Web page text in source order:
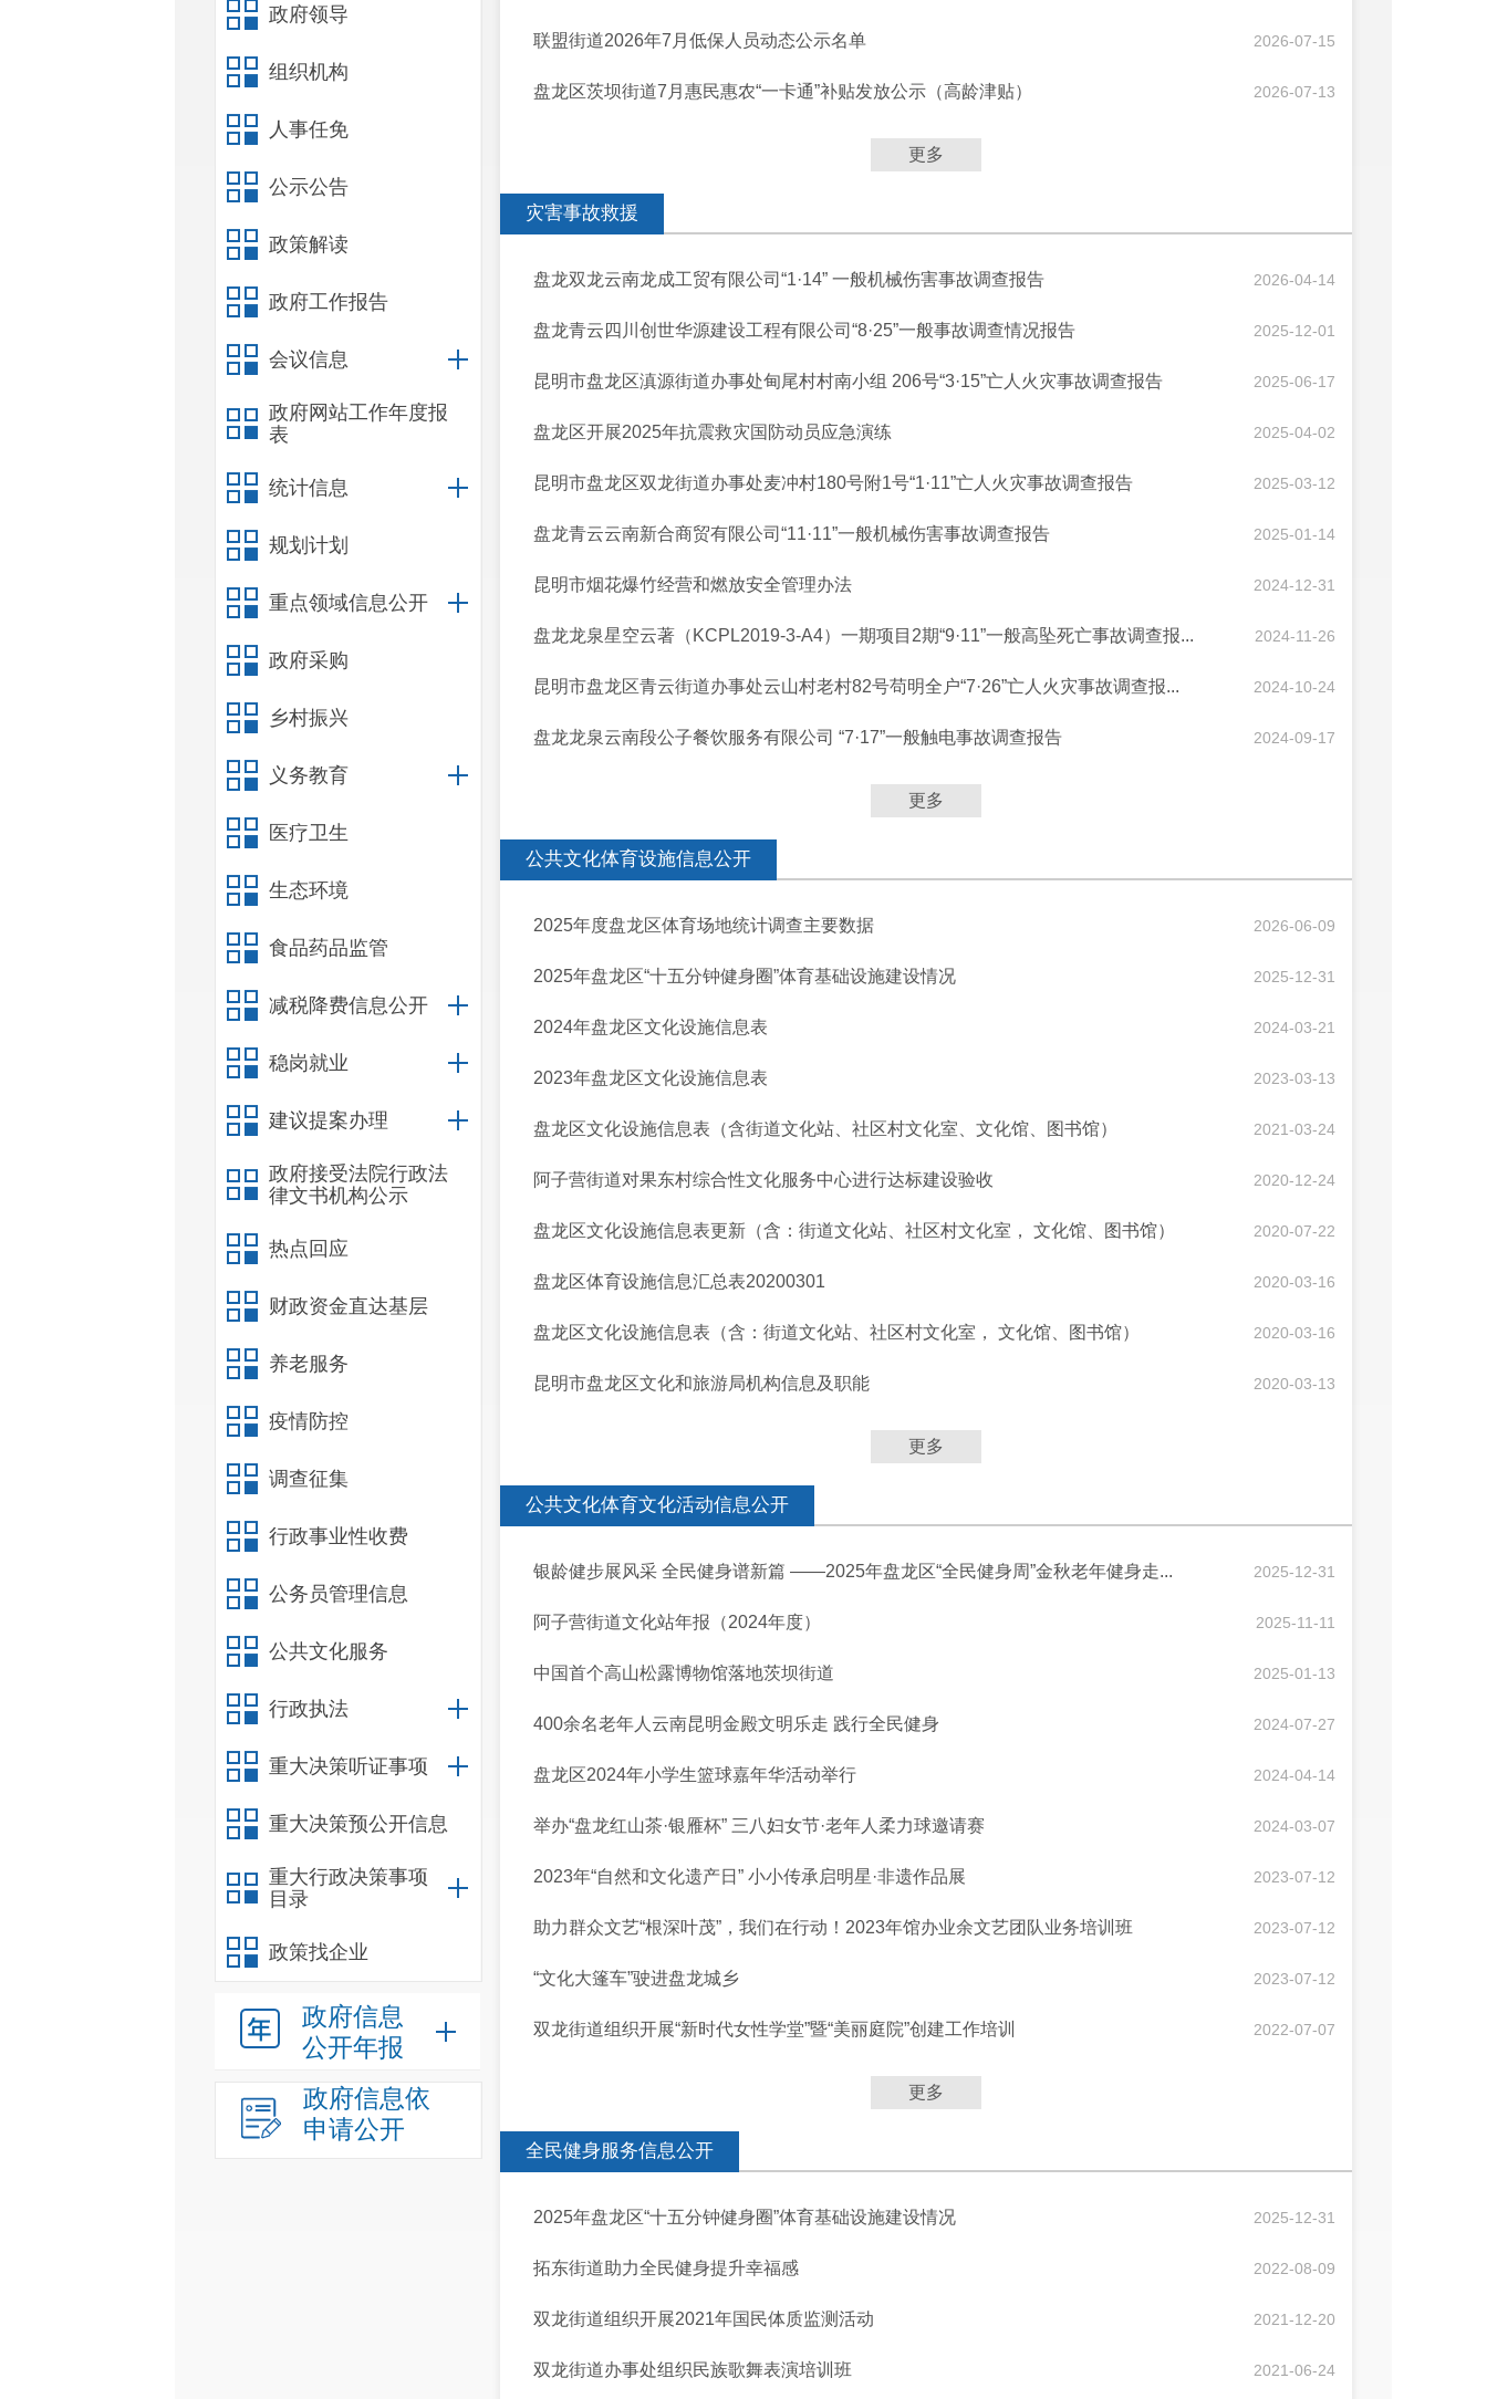
政府领导
组织机构
人事任免
公示公告
政策解读
政府工作报告
会议信息
政府网站工作年度报
表
统计信息
规划计划
重点领域信息公开
政府采购
乡村振兴
义务教育
医疗卫生
生态环境
食品药品监管
减税降费信息公开
稳岗就业
建议提案办理
政府接受法院行政法
律文书机构公示
热点回应
财政资金直达基层
养老服务
疫情防控
调查征集
行政事业性收费
公务员管理信息
公共文化服务
行政执法
重大决策听证事项
重大决策预公开信息
重大行政决策事项
目录
政策找企业
政府信息
公开年报
政府信息依
申请公开
联盟街道2026年7月低保人员动态公示名单 2026-07-15
盘龙区茨坝街道7月惠民惠农“一卡通”补贴发放公示（高龄津贴） 2026-07-13
更多
灾害事故救援
盘龙双龙云南龙成工贸有限公司“1·14” 一般机械伤害事故调查报告 2026-04-14
盘龙青云四川创世华源建设工程有限公司“8·25”一般事故调查情况报告 2025-12-01
昆明市盘龙区滇源街道办事处甸尾村村南小组 206号“3·15”亡人火灾事故调查报告 2025-06-17
盘龙区开展2025年抗震救灾国防动员应急演练 2025-04-02
昆明市盘龙区双龙街道办事处麦冲村180号附1号“1·11”亡人火灾事故调查报告 2025-03-12
盘龙青云云南新合商贸有限公司“11·11”一般机械伤害事故调查报告 2025-01-14
昆明市烟花爆竹经营和燃放安全管理办法 2024-12-31
盘龙龙泉星空云著（KCPL2019-3-A4）一期项目2期“9·11”一般高坠死亡事故调查报... 2024-11-26
昆明市盘龙区青云街道办事处云山村老村82号苟明全户“7·26”亡人火灾事故调查报... 2024-10-24
盘龙龙泉云南段公子餐饮服务有限公司 “7·17”一般触电事故调查报告 2024-09-17
更多
公共文化体育设施信息公开
2025年度盘龙区体育场地统计调查主要数据 2026-06-09
2025年盘龙区“十五分钟健身圈”体育基础设施建设情况 2025-12-31
2024年盘龙区文化设施信息表 2024-03-21
2023年盘龙区文化设施信息表 2023-03-13
盘龙区文化设施信息表（含街道文化站、社区村文化室、文化馆、图书馆） 2021-03-24
阿子营街道对果东村综合性文化服务中心进行达标建设验收 2020-12-24
盘龙区文化设施信息表更新（含：街道文化站、社区村文化室， 文化馆、图书馆） 2020-07-22
盘龙区体育设施信息汇总表20200301 2020-03-16
盘龙区文化设施信息表（含：街道文化站、社区村文化室， 文化馆、图书馆） 2020-03-16
昆明市盘龙区文化和旅游局机构信息及职能 2020-03-13
更多
公共文化体育文化活动信息公开
银龄健步展风采 全民健身谱新篇 ——2025年盘龙区“全民健身周”金秋老年健身走... 2025-12-31
阿子营街道文化站年报（2024年度） 2025-11-11
中国首个高山松露博物馆落地茨坝街道 2025-01-13
400余名老年人云南昆明金殿文明乐走 践行全民健身 2024-07-27
盘龙区2024年小学生篮球嘉年华活动举行 2024-04-14
举办“盘龙红山茶·银雁杯” 三八妇女节·老年人柔力球邀请赛 2024-03-07
2023年“自然和文化遗产日” 小小传承启明星·非遗作品展 2023-07-12
助力群众文艺“根深叶茂”，我们在行动！2023年馆办业余文艺团队业务培训班 2023-07-12
“文化大篷车”驶进盘龙城乡 2023-07-12
双龙街道组织开展“新时代女性学堂”暨“美丽庭院”创建工作培训 2022-07-07
更多
全民健身服务信息公开
2025年盘龙区“十五分钟健身圈”体育基础设施建设情况 2025-12-31
拓东街道助力全民健身提升幸福感 2022-08-09
双龙街道组织开展2021年国民体质监测活动 2021-12-20
双龙街道办事处组织民族歌舞表演培训班 2021-06-24